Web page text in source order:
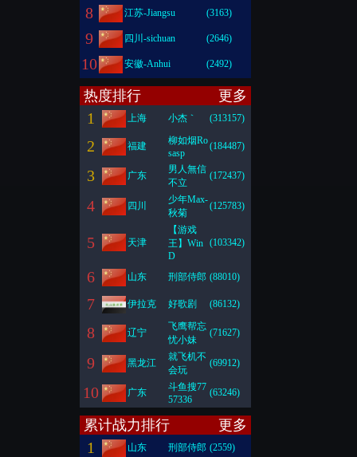
8 江苏-Jiangsu (3163)
9 四川-sichuan (2646)
10 安徽-Anhui (2492)
热度排行 更多
1 上海 小杰｀ (313157)
2 福建
柳如烟Ro
sasp
(184487)
3 广东
男人無信
不立
(172437)
4 四川
少年Max-
秋菊
(125783)
5 天津
【游戏
王】Win
D
(103342)
6 山东 刑部侍郎 (88010)
7 伊拉克 好歌剧 (86132)
8 辽宁
飞鹰帮忘
忧小妹
(71627)
9 黑龙江
就飞机不
会玩
(69912)
10 广东
斗鱼搜77
57336
(63246)
累计战力排行 更多
1 山东 刑部侍郎 (2559)